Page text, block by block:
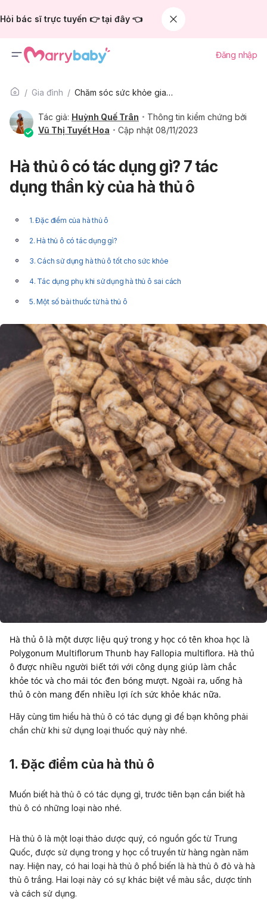
Hỏi bác sĩ trực tuyến 👉 tại đây 👈
Đăng nhập
Gia đình Chăm sóc sức khỏe gia đình
Tác giả: Huỳnh Quế Trân
Thông tin kiểm chứng bởi
Vũ Thị Tuyết Hoa
Cập nhật 08/11/2023
Hà thủ ô có tác dụng gì? 7 tác
dụng thần kỳ của hà thủ ô
1. Đặc điểm của hà thủ ô
2. Hà thủ ô có tác dụng gì?
3. Cách sử dụng hà thủ ô tốt cho sức khỏe
4. Tác dụng phụ khi sử dụng hà thủ ô sai cách
5. Một số bài thuốc từ hà thủ ô
Hà thủ ô là một dược liệu quý trong y học có tên khoa học là
Polygonum Multiflorum Thunb hay Fallopia multiflora. Hà thủ
ô được nhiều người biết tới với công dụng giúp làm chắc
khỏe tóc và cho mái tóc đen bóng mượt. Ngoài ra, uống hà
thủ ô còn mang đến nhiều lợi ích sức khỏe khác nữa.
Hãy cùng tìm hiểu hà thủ ô có tác dụng gì để bạn không phải
chần chừ khi sử dụng loại thuốc quý này nhé.
1. Đặc điểm của hà thủ ô
Muốn biết hà thủ ô có tác dụng gì, trước tiên bạn cần biết hà
thủ ô có những loại nào nhé.
Hà thủ ô là một loại thảo dược quý, có nguồn gốc từ Trung
Quốc, được sử dụng trong y học cổ truyền từ hàng ngàn năm
nay. Hiện nay, có hai loại hà thủ ô phổ biến là hà thủ ô đỏ và hà
thủ ô trắng. Hai loại này có sự khác biệt về màu sắc, dược tính
và cách sử dụng.